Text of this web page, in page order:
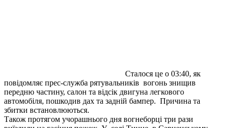
Сталося це о 03:40, як
повідомляє прес-служба рятувальників вогонь знищив
передню частину, салон та відсік двигуна легкового
автомобіля, пошкодив дах та задній бампер. Причина та
збитки встановлюються.
Також протягом учорашнього дня вогнеборці три рази